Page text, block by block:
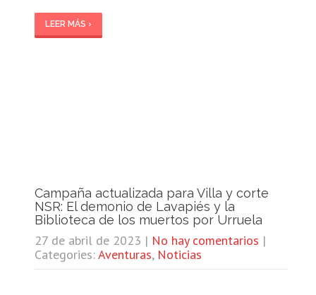
LEER MÁS ›
Campaña actualizada para Villa y corte
NSR: El demonio de Lavapiés y la
Biblioteca de los muertos por Urruela
27 de abril de 2023 | No hay comentarios |
Categories:Aventuras, Noticias